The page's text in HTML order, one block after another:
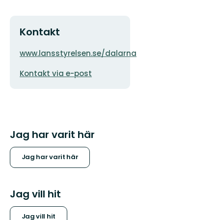
Kontakt
Adress
www.lansstyrelsen.se/dalarna
postadress
Kontakt via e-post
Jag har varit här
Jag har varit här
Jag vill hit
Jag vill hit